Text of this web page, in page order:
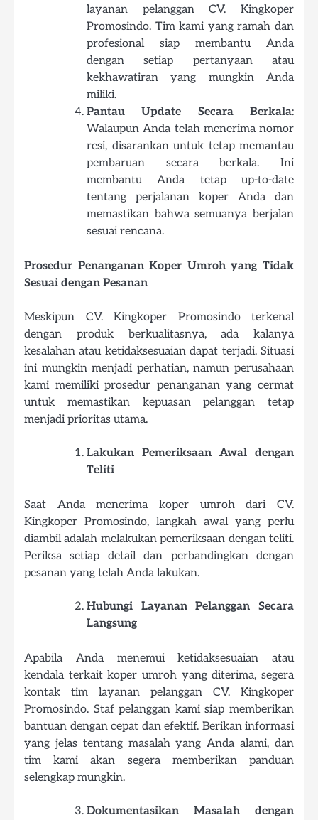
layanan pelanggan CV. Kingkoper
Promosindo. Tim kami yang ramah dan
profesional siap membantu Anda
dengan setiap pertanyaan atau
kekhawatiran yang mungkin Anda
miliki.
Pantau Update Secara Berkala:
Walaupun Anda telah menerima nomor
resi, disarankan untuk tetap memantau
pembaruan secara berkala. Ini
membantu Anda tetap up-to-date
tentang perjalanan koper Anda dan
memastikan bahwa semuanya berjalan
sesuai rencana.
Prosedur Penanganan Koper Umroh yang Tidak
Sesuai dengan Pesanan
Meskipun CV. Kingkoper Promosindo terkenal
dengan produk berkualitasnya, ada kalanya
kesalahan atau ketidaksesuaian dapat terjadi. Situasi
ini mungkin menjadi perhatian, namun perusahaan
kami memiliki prosedur penanganan yang cermat
untuk memastikan kepuasan pelanggan tetap
menjadi prioritas utama.
Lakukan Pemeriksaan Awal dengan
Teliti
Saat Anda menerima koper umroh dari CV.
Kingkoper Promosindo, langkah awal yang perlu
diambil adalah melakukan pemeriksaan dengan teliti.
Periksa setiap detail dan perbandingkan dengan
pesanan yang telah Anda lakukan.
Hubungi Layanan Pelanggan Secara
Langsung
Apabila Anda menemui ketidaksesuaian atau
kendala terkait koper umroh yang diterima, segera
kontak tim layanan pelanggan CV. Kingkoper
Promosindo. Staf pelanggan kami siap memberikan
bantuan dengan cepat dan efektif. Berikan informasi
yang jelas tentang masalah yang Anda alami, dan
tim kami akan segera memberikan panduan
selengkap mungkin.
Dokumentasikan Masalah dengan